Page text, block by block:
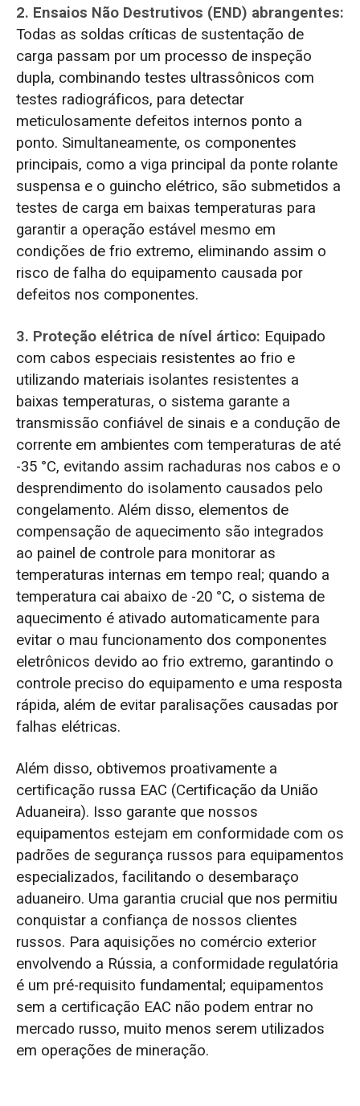
2. Ensaios Não Destrutivos (END) abrangentes:
Todas as soldas críticas de sustentação de
carga passam por um processo de inspeção
dupla, combinando testes ultrassônicos com
testes radiográficos, para detectar
meticulosamente defeitos internos ponto a
ponto. Simultaneamente, os componentes
principais, como a viga principal da ponte rolante
suspensa e o guincho elétrico, são submetidos a
testes de carga em baixas temperaturas para
garantir a operação estável mesmo em
condições de frio extremo, eliminando assim o
risco de falha do equipamento causada por
defeitos nos componentes.
3. Proteção elétrica de nível ártico: Equipado
com cabos especiais resistentes ao frio e
utilizando materiais isolantes resistentes a
baixas temperaturas, o sistema garante a
transmissão confiável de sinais e a condução de
corrente em ambientes com temperaturas de até
-35 °C, evitando assim rachaduras nos cabos e o
desprendimento do isolamento causados pelo
congelamento. Além disso, elementos de
compensação de aquecimento são integrados
ao painel de controle para monitorar as
temperaturas internas em tempo real; quando a
temperatura cai abaixo de -20 °C, o sistema de
aquecimento é ativado automaticamente para
evitar o mau funcionamento dos componentes
eletrônicos devido ao frio extremo, garantindo o
controle preciso do equipamento e uma resposta
rápida, além de evitar paralisações causadas por
falhas elétricas.
Além disso, obtivemos proativamente a
certificação russa EAC (Certificação da União
Aduaneira). Isso garante que nossos
equipamentos estejam em conformidade com os
padrões de segurança russos para equipamentos
especializados, facilitando o desembaraço
aduaneiro. Uma garantia crucial que nos permitiu
conquistar a confiança de nossos clientes
russos. Para aquisições no comércio exterior
envolvendo a Rússia, a conformidade regulatória
é um pré-requisito fundamental; equipamentos
sem a certificação EAC não podem entrar no
mercado russo, muito menos serem utilizados
em operações de mineração.